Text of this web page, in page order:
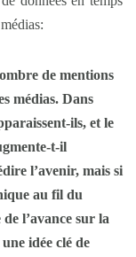
de mentions
médias. Dans
ils, et le
t-il
l’avenir, mais si
au fil du
l’avance sur la
idée clé de